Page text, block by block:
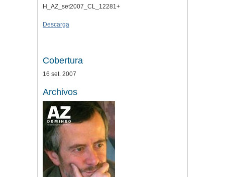
H_AZ_set2007_CL_12281+
Descarga
Cobertura
16 set. 2007
Archivos